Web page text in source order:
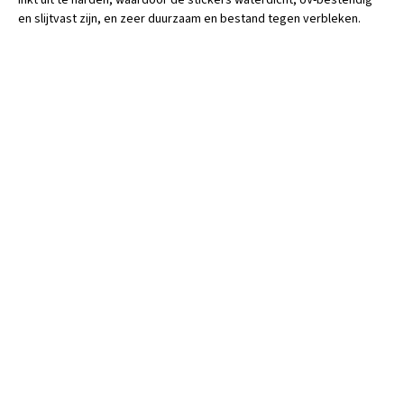
en slijtvast zijn, en zeer duurzaam en bestand tegen verbleken.